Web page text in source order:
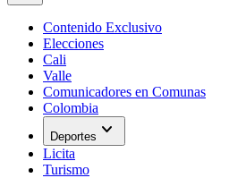
Contenido Exclusivo
Elecciones
Cali
Valle
Comunicadores en Comunas
Colombia
Deportes expand_more
Licita
Turismo